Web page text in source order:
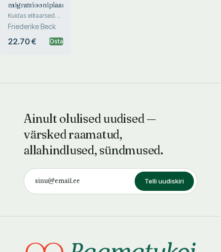
migratsiooniplaan
Kuidas elitaarsed
võrgustikud ELi,
ÜRO ja ülirikaste
fondide kaasabil
Friederike Beck
22.70 € Osta
Ainult olulised uudised —
värsked raamatud,
allahindlused, sündmused.
Telli uudiskiri